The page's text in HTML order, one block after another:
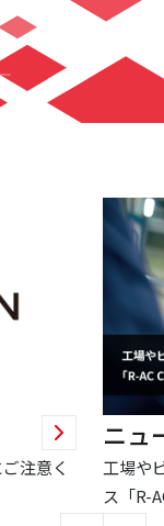
」
注意く
ニュ
工場や
ス「R-